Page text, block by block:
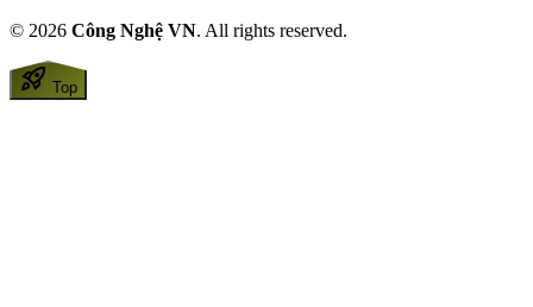
© 2026 Công Nghệ VN. All rights reserved.
rocket_launch Top